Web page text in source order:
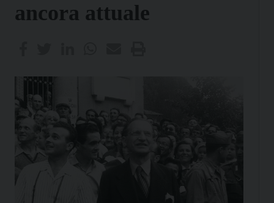
ancora attuale